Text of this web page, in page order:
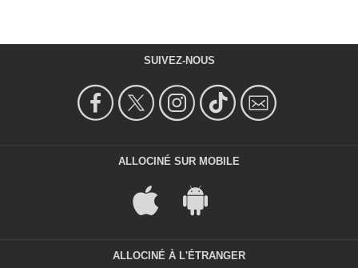
SUIVEZ-NOUS
ALLOCINÉ SUR MOBILE
ALLOCINÉ À L'ÉTRANGER